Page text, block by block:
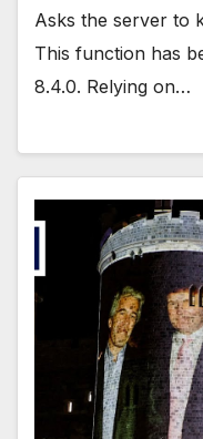
Asks the server to
This function has
8.4.0. Relying on…